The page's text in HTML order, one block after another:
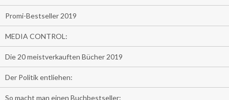
Promi-Bestseller 2019
MEDIA CONTROL:
Die 20 meistverkauften Bücher 2019
Der Politik entliehen:
So macht man einen Buchbestseller: